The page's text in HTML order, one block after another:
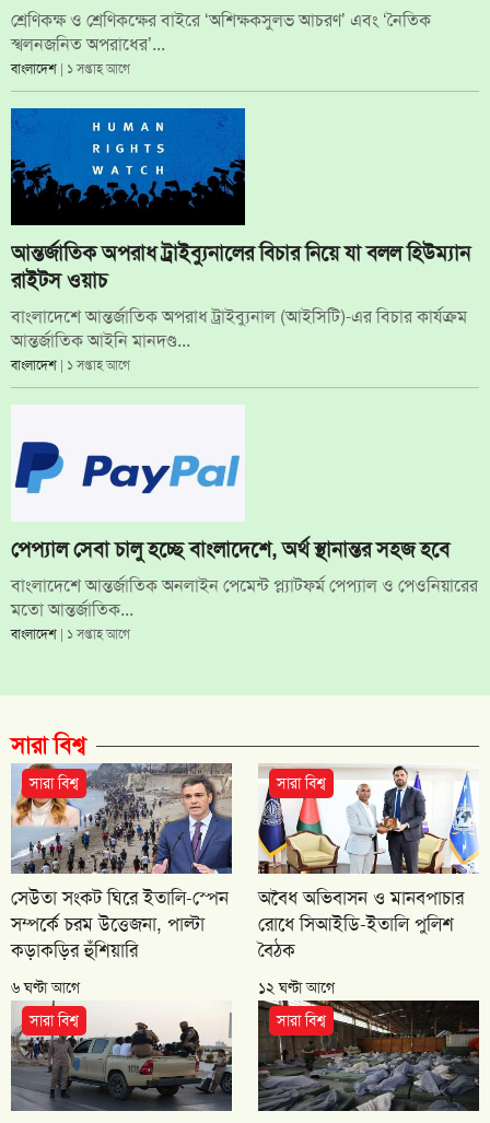
শ্রেণিকক্ষ ও শ্রেণিকক্ষের বাইরে ‘অশিক্ষকসুলভ আচরণ’ এবং ‘নৈতিক
স্খলনজনিত অপরাধের’...
বাংলাদেশ | ১ সপ্তাহ আগে
আন্তর্জাতিক অপরাধ ট্রাইব্যুনালের বিচার নিয়ে যা বলল হিউম্যান
রাইটস ওয়াচ
বাংলাদেশে আন্তর্জাতিক অপরাধ ট্রাইব্যুনাল (আইসিটি)-এর বিচার কার্যক্রম
আন্তর্জাতিক আইনি মানদণ্ড...
বাংলাদেশ | ১ সপ্তাহ আগে
পেপ্যাল সেবা চালু হচ্ছে বাংলাদেশে, অর্থ স্থানান্তর সহজ হবে
বাংলাদেশে আন্তর্জাতিক অনলাইন পেমেন্ট প্ল্যাটফর্ম পেপ্যাল ও পেওনিয়ারের
মতো আন্তর্জাতিক...
বাংলাদেশ | ১ সপ্তাহ আগে
সারা বিশ্ব
সারা বিশ্ব
সেউতা সংকট ঘিরে ইতালি-স্পেন
সম্পর্কে চরম উত্তেজনা, পাল্টা
কড়াকড়ির হুঁশিয়ারি
৬ ঘণ্টা আগে
সারা বিশ্ব
অবৈধ অভিবাসন ও মানবপাচার
রোধে সিআইডি-ইতালি পুলিশ
বৈঠক
১২ ঘণ্টা আগে
সারা বিশ্ব
সারা বিশ্ব